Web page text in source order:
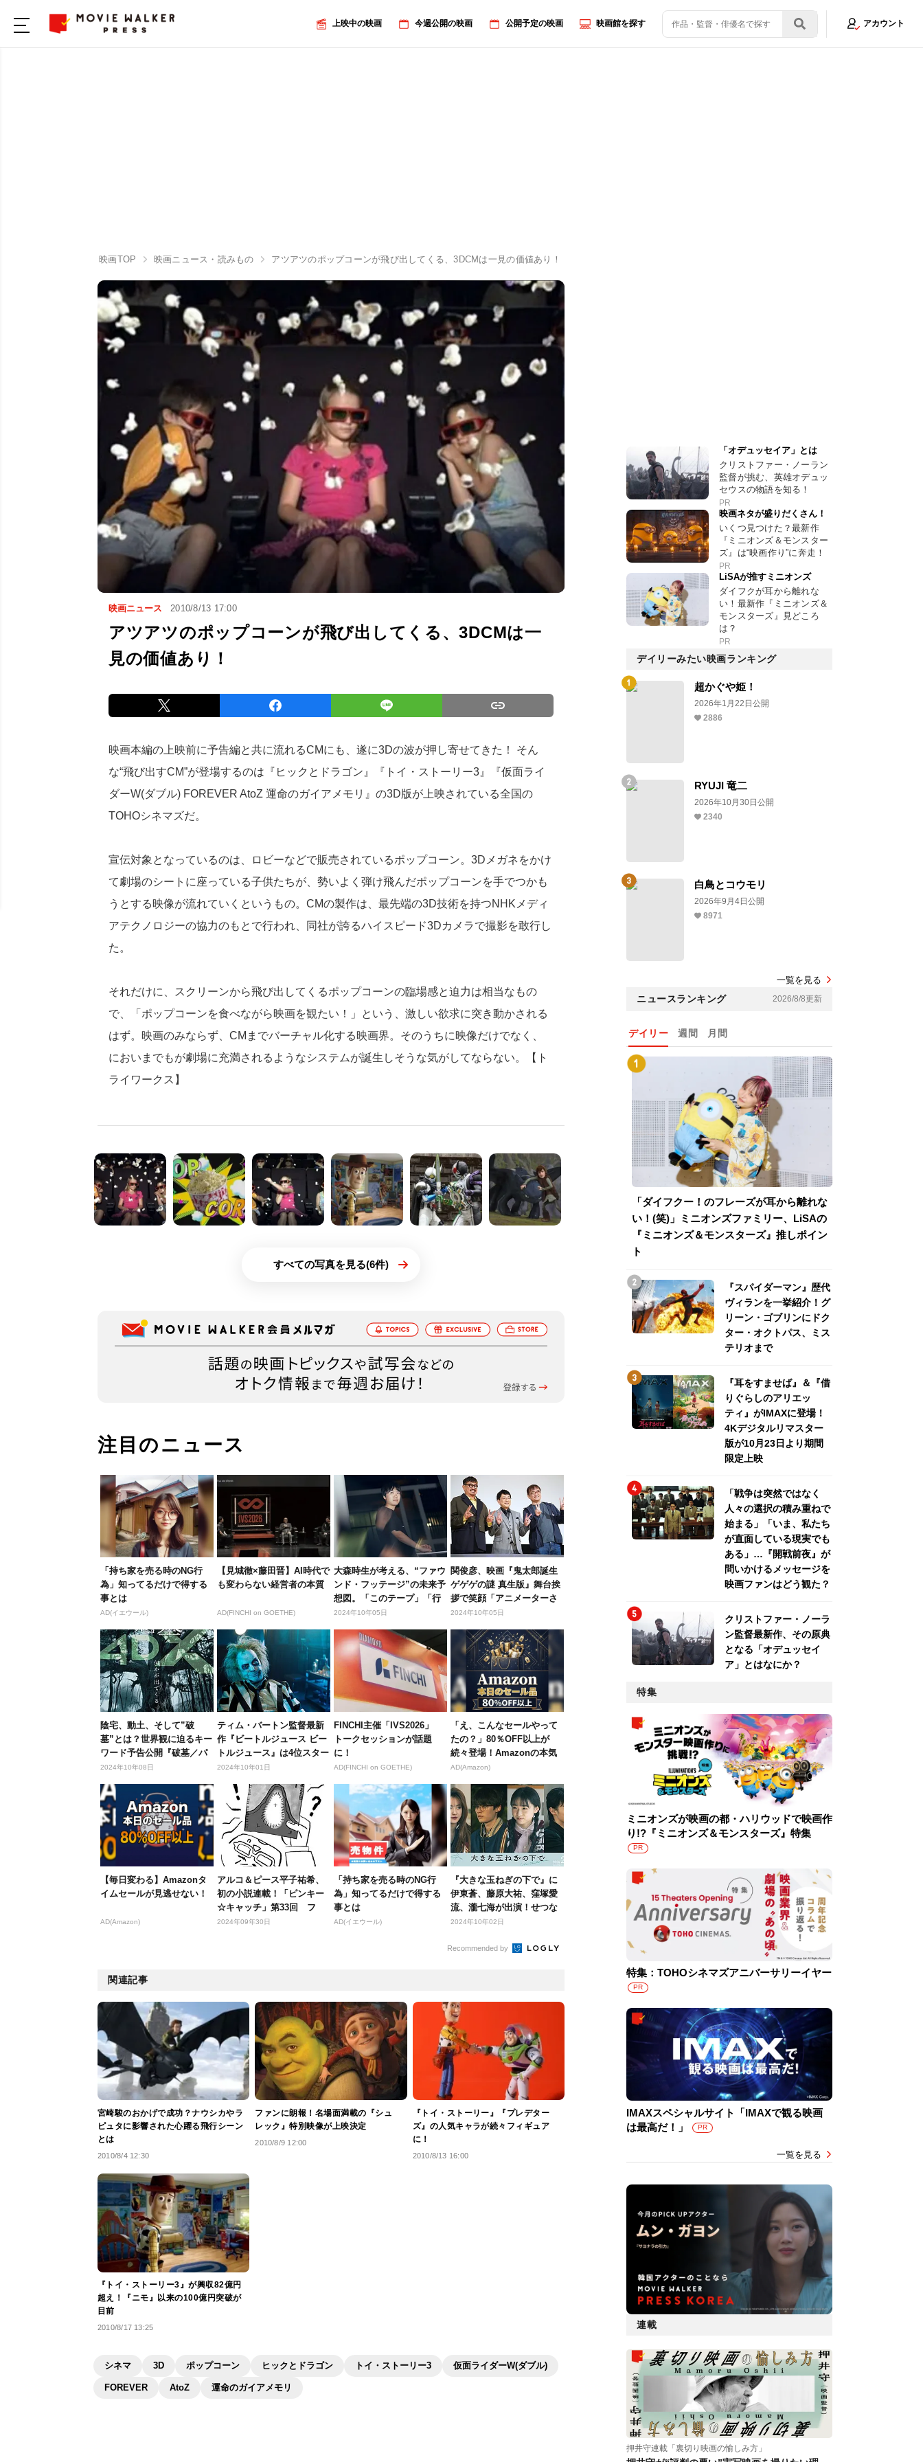
上映中の映画 今週公開の映画 公開予定の映画 映画館を探す アカウント
映画TOP 映画ニュース・読みもの アツアツのポップコーンが飛び出してくる、3DCMは一見の価値あり！
映画ニュース 2010/8/13 17:00
アツアツのポップコーンが飛び出してくる、3DCMは一
見の価値あり！
映画本編の上映前に予告編と共に流れるCMにも、遂に3Dの波が押し寄せてきた！ そん
な“飛び出すCM”が登場するのは『ヒックとドラゴン』『トイ・ストーリー3』『仮面ライ
ダーW(ダブル) FOREVER AtoZ 運命のガイアメモリ』の3D版が上映されている全国の
TOHOシネマズだ。
宣伝対象となっているのは、ロビーなどで販売されているポップコーン。3Dメガネをかけ
て劇場のシートに座っている子供たちが、勢いよく弾け飛んだポップコーンを手でつかも
うとする映像が流れていくというもの。CMの製作は、最先端の3D技術を持つNHKメディ
アテクノロジーの協力のもとで行われ、同社が誇るハイスピード3Dカメラで撮影を敢行し
た。
それだけに、スクリーンから飛び出してくるポップコーンの臨場感と迫力は相当なもの
で、「ポップコーンを食べながら映画を観たい！」という、激しい欲求に突き動かされる
はず。映画のみならず、CMまでバーチャル化する映画界。そのうちに映像だけでなく、
においまでもが劇場に充満されるようなシステムが誕生しそうな気がしてならない。【ト
ライワークス】
すべての写真を見る(6件)
注目のニュース
「持ち家を売る時のNG行
為」知ってるだけで得する
事とは
AD(イエウール)
【見城徹×藤田晋】AI時代で
も変わらない経営者の本質
AD(FINCHI on GOETHE)
大森時生が考える、“ファウ
ンド・フッテージ”の未来予
想図。「このテープ」「行
方不...
2024年10年05日
関俊彦、映画『鬼太郎誕生
ゲゲゲの謎 真生版』舞台挨
拶で笑顔「アニメーターさ
んと...
2024年10年05日
陰宅、動土、そして”破
墓”とは？世界観に迫るキー
ワード予告公開『破墓／パ
ミョ』4...
2024年10年08日
ティム・バートン監督最新
作『ビートルジュース ビー
トルジュース』は4位スター
ト！...
2024年10年01日
FINCHI主催「IVS2026」
トークセッションが話題
に！
AD(FINCHI on GOETHE)
「え、こんなセールやって
たの？」80％OFF以上が
続々登場！Amazonの本気
が...
AD(Amazon)
【毎日変わる】Amazonタ
イムセールが見逃せない！
AD(Amazon)
アルコ＆ピース平子祐希、
初の小説連載！「ピンキー
☆キャッチ」第33回 フ
ルーツ
2024年09年30日
「持ち家を売る時のNG行
為」知ってるだけで得する
事とは
AD(イエウール)
『大きな玉ねぎの下で』に
伊東蒼、藤原大祐、窪塚愛
流、瀧七海が出演！せつな
い特別映...
2024年10年02日
Recommended by
関連記事
宮崎駿のおかげで成功？ナウシカやラ
ピュタに影響された心躍る飛行シーン
とは
2010/8/4 12:30
ファンに朗報！名場面満載の『シュ
レック』特別映像が上映決定
2010/8/9 12:00
『トイ・ストーリー』『プレデター
ズ』の人気キャラが続々フィギュア
に！
2010/8/13 16:00
『トイ・ストーリー3』が興収82億円
超え！『ニモ』以来の100億円突破が
目前
2010/8/17 13:25
シネマ 3D ポップコーン ヒックとドラゴン トイ・ストーリー3 仮面ライダーW(ダブル)
FOREVER AtoZ 運命のガイアメモリ
「オデュッセイア」とは
クリストファー・ノーラン
監督が挑む、英雄オデュッ
セウスの物語を知る！
PR
映画ネタが盛りだくさん！
いくつ見つけた？最新作
『ミニオンズ＆モンスター
ズ』は“映画作り”に奔走！
PR
LiSAが推すミニオンズ
ダイフクが耳から離れな
い！最新作『ミニオンズ＆
モンスターズ』見どころ
は？
PR
デイリーみたい映画ランキング
超かぐや姫！
2026年1月22日公開
2886
RYUJI 竜二
2026年10月30日公開
2340
白鳥とコウモリ
2026年9月4日公開
8971
一覧を見る
ニュースランキング 2026/8/8更新
デイリー 週間 月間
「ダイフクー！のフレーズが耳から離れな
い！(笑)」ミニオンズファミリー、LiSAの
『ミニオンズ＆モンスターズ』推しポイン
ト
『スパイダーマン』歴代
ヴィランを一挙紹介！グ
リーン・ゴブリンにドク
ター・オクトパス、ミス
テリオまで
『耳をすませば』＆『借
りぐらしのアリエッ
ティ』がIMAXに登場！
4Kデジタルリマスター
版が10月23日より期間
限定上映
「戦争は突然ではなく
人々の選択の積み重ねで
始まる」「いま、私たち
が直面している現実でも
ある」…『開戦前夜』が
問いかけるメッセージを
映画ファンはどう観た？
クリストファー・ノーラ
ン監督最新作、その原典
となる「オデュッセイ
ア」とはなにか？
特集
ミニオンズが映画の都・ハリウッドで映画作
り!?『ミニオンズ＆モンスターズ』特集
PR
特集：TOHOシネマズアニバーサリーイヤー
PR
IMAXスペシャルサイト「IMAXで観る映画
は最高だ！」
PR
一覧を見る
連載
押井守連載「裏切り映画の愉しみ方」